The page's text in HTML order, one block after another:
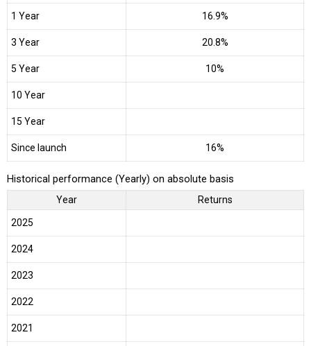
1 Year 16.9%
3 Year 20.8%
5 Year 10%
10 Year
15 Year
Since launch 16%
Historical performance (Yearly) on absolute basis
Year Returns
2025
2024
2023
2022
2021